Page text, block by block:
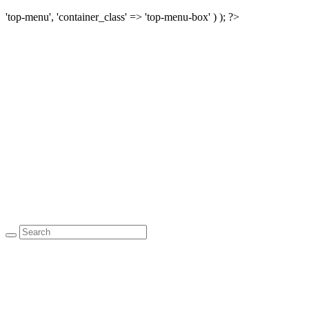
'top-menu', 'container_class' => 'top-menu-box' ) ); ?>